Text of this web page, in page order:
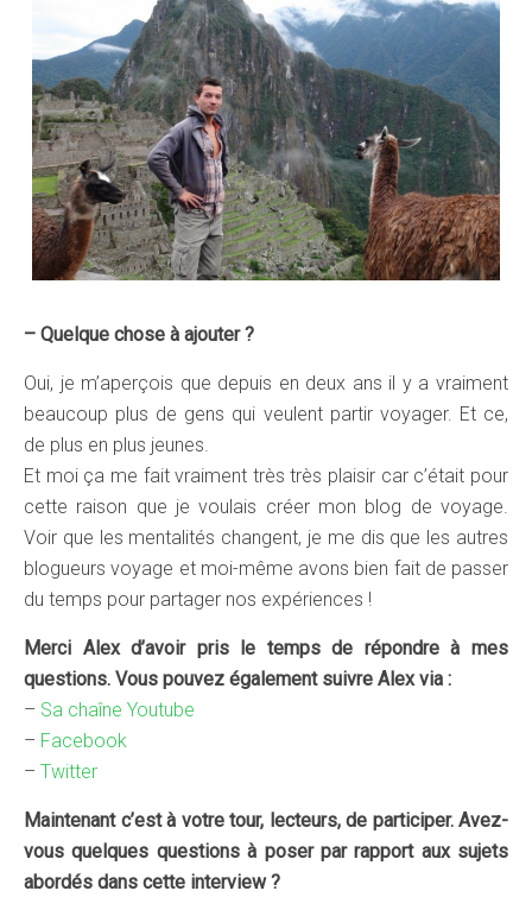
– Quelque chose à ajouter ?
Oui, je m’aperçois que depuis en deux ans il y a vraiment
beaucoup plus de gens qui veulent partir voyager. Et ce,
de plus en plus jeunes.
Et moi ça me fait vraiment très très plaisir car c’était pour
cette raison que je voulais créer mon blog de voyage.
Voir que les mentalités changent, je me dis que les autres
blogueurs voyage et moi-même avons bien fait de passer
du temps pour partager nos expériences !
Merci Alex d’avoir pris le temps de répondre à mes
questions. Vous pouvez également suivre Alex via :
– Sa chaîne Youtube
– Facebook
– Twitter
Maintenant c’est à votre tour, lecteurs, de participer. Avez-
vous quelques questions à poser par rapport aux sujets
abordés dans cette interview ?